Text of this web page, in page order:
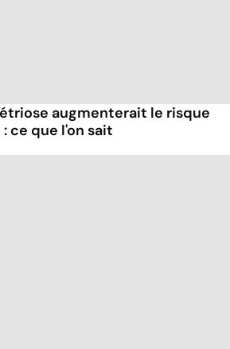
augmenterait le risque
ce que l'on sait